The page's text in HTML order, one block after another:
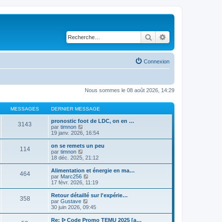
Rechercher
Connexion
Nous sommes le 08 août 2026, 14:29
MESSAGES DERNIER MESSAGE
3143
pronostic foot de LDC, on en …
par timnon
o
i
r
e
r
n
r
m
e
s
19 janv. 2026, 16:54
114
on se remets un peu
par timnon
o
i
r
l
e
e
r
n
i
18 déc. 2025, 21:12
464
Alimentation et énergie en ma…
par Marc256
o
i
r
e
17 févr. 2026, 11:19
358
Retour détaillé sur l'expérie…
par Gustave
o
i
r
30 juin 2026, 09:45
Re: ᐅ Code Promo TEMU 2025 [a…